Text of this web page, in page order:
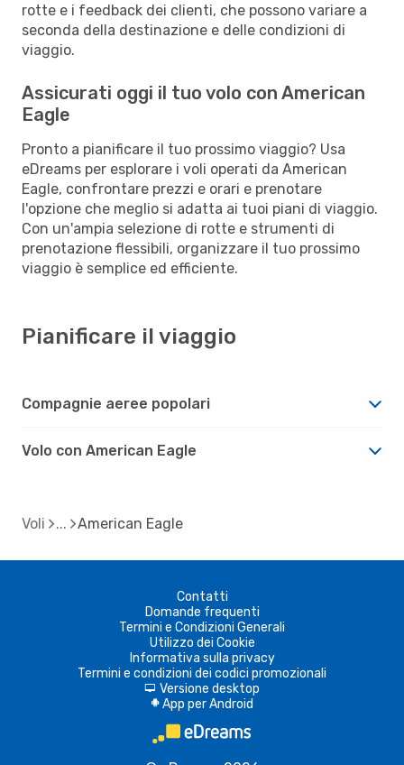
rotte e i feedback dei clienti, che possono variare a
seconda della destinazione e delle condizioni di
viaggio.
Assicurati oggi il tuo volo con American
Eagle
Pronto a pianificare il tuo prossimo viaggio? Usa
eDreams per esplorare i voli operati da American
Eagle, confrontare prezzi e orari e prenotare
l'opzione che meglio si adatta ai tuoi piani di viaggio.
Con un'ampia selezione di rotte e strumenti di
prenotazione flessibili, organizzare il tuo prossimo
viaggio è semplice ed efficiente.
Pianificare il viaggio
Compagnie aeree popolari
Volo con American Eagle
Voli American Eagle
Contatti
Domande frequenti
Termini e Condizioni Generali
Utilizzo dei Cookie
Informativa sulla privacy
Termini e condizioni dei codici promozionali
d Versione desktop
A App per Android